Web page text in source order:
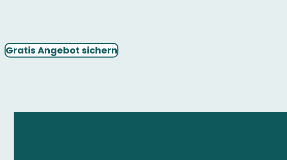
Gratis Angebot sichern